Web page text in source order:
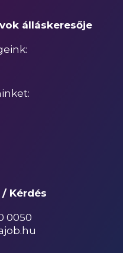
álláskeresője
Kérdés
0050